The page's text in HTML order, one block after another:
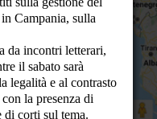
Campania, sulla
da incontri letterari,
il sabato sarà
legalità e al contrasto
la presenza di
di corti sul tema.